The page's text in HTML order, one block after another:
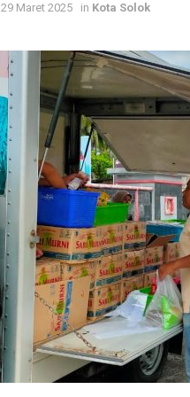
29 Maret 2025 in Kota Solok